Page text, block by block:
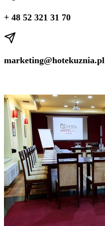
+ 48 52 321 31 70
marketing@hotekuznia.pl